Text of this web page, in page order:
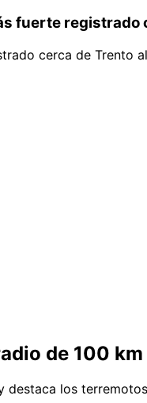
fuerte registrado
cerca de Trento
de 100
destaca los